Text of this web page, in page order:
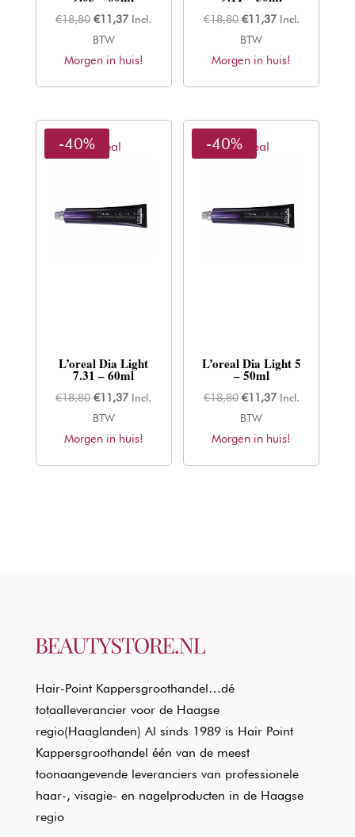
€18,80 Oorspronkelijke
prijs
was:
€11,37Huidige
is:
Incl.
BTW
Morgen in huis!
€18,80 Oorspronkelijke
prijs
was:
€11,37Huidige
is:
Incl.
BTW
Morgen in huis!
L'oreal
-40%
L’oreal Dia Light
7.31 – 60ml
€18,80 Oorspronkelijke
prijs
was:
€11,37Huidige
is:
Incl.
BTW
Morgen in huis!
L'oreal
-40%
L’oreal Dia Light 5
– 50ml
€18,80 Oorspronkelijke
prijs
was:
€11,37Huidige
is:
Incl.
BTW
Morgen in huis!
Hair-Point Kappersgroothandel…dé
totaalleverancier voor de Haagse
regio(Haaglanden) Al sinds 1989 is Hair Point
Kappersgroothandel één van de meest
toonaangevende leveranciers van professionele
haar-, visagie- en nagelproducten in de Haagse
regio